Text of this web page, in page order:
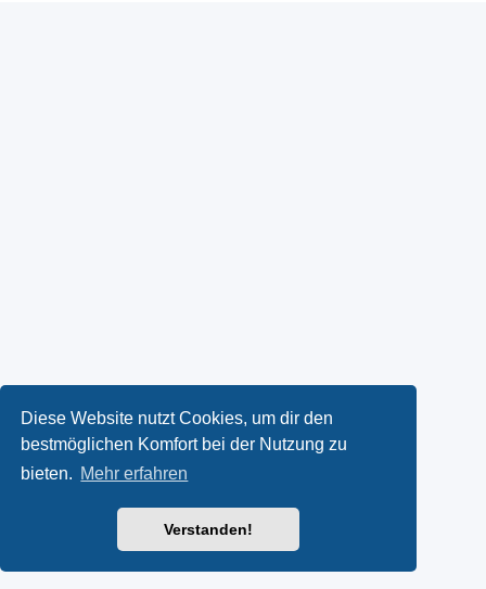
Diese Website nutzt Cookies, um dir den
bestmöglichen Komfort bei der Nutzung zu
bieten. Mehr erfahren
Verstanden!